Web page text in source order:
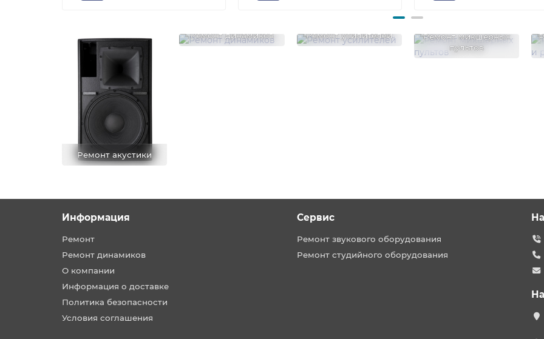
Ремонт акустики
Ремонт динамиков Ремонт усилителей
Ремонт микшерных
пультов
Информация
Ремонт
Ремонт динамиков
О компании
Информация о доставке
Политика безопасности
Условия соглашения
Сервис
Ремонт звукового оборудования
Ремонт студийного оборудования